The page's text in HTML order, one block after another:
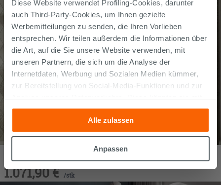
Diese Website verwendet Profiling-Cookies, darunter
auch Third-Party-Cookies, um Ihnen gezielte
Werbemitteilungen zu senden, die Ihren Vorlieben
entsprechen. Wir teilen außerdem die Informationen über
die Art, auf die Sie unsere Website verwenden, mit
unseren Partnern, die sich um die Analyse der
Internetdaten, Werbung und Sozialen Medien kümmer,
zur Bereitstellung von Social-Media-Funktionen und zur
anderen Informationen, die Sie ihnen geliefert haben oder
die sie aufgrund Ihrer Verwendung ihrer Dienste
gesammelt haben, kombinieren. Falls Sie mehr wissen
möchten oder Ihre Zustimmung zu allen oder einigen
Zustimmung kann durch Klicken auf die Schaltfläche
„Cookies akzeptieren“ gegeben werden. Wenn Sie auf
Alle zulassen
Anpassen
Badmöbel Qubo 100 cm 1 Schublade Sherwood mit Waschbecken
aus Stein
1.071,90€ /stk